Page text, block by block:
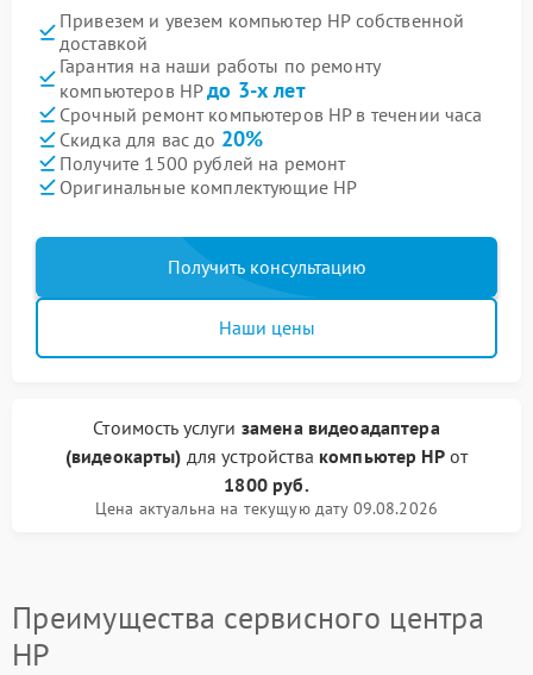
Привезем и увезем компьютер HP собственной
доставкой
Гарантия на наши работы по ремонту
компьютеров HPдо 3-х лет
Срочный ремонт компьютеров HP в течении часа
Скидка для вас до 20%
Получите 1500 рублей на ремонт
Оригинальные комплектующие HP
Получить консультацию
Наши цены
Стоимость услуги замена видеоадаптера
(видеокарты) для устройства компьютер HPот
1800 руб.
Цена актуальна на текущую дату 09.08.2026
Преимущества сервисного центра
HP